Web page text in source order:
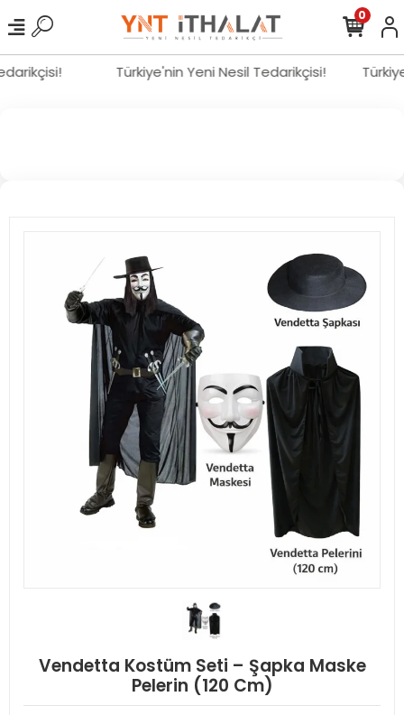
Türkiye'nin Yeni Nesil Tedarikçisi!
0
Vendetta Kostüm Seti – Şapka Maske
Pelerin (120 Cm)